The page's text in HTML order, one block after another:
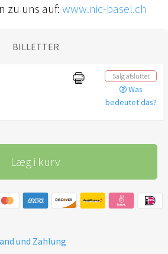
zu uns auf:www.nic-basel.ch
BILLETTER
Salg afsluttet
Was
bedeutet das?
Læg i kurv
und Zahlung